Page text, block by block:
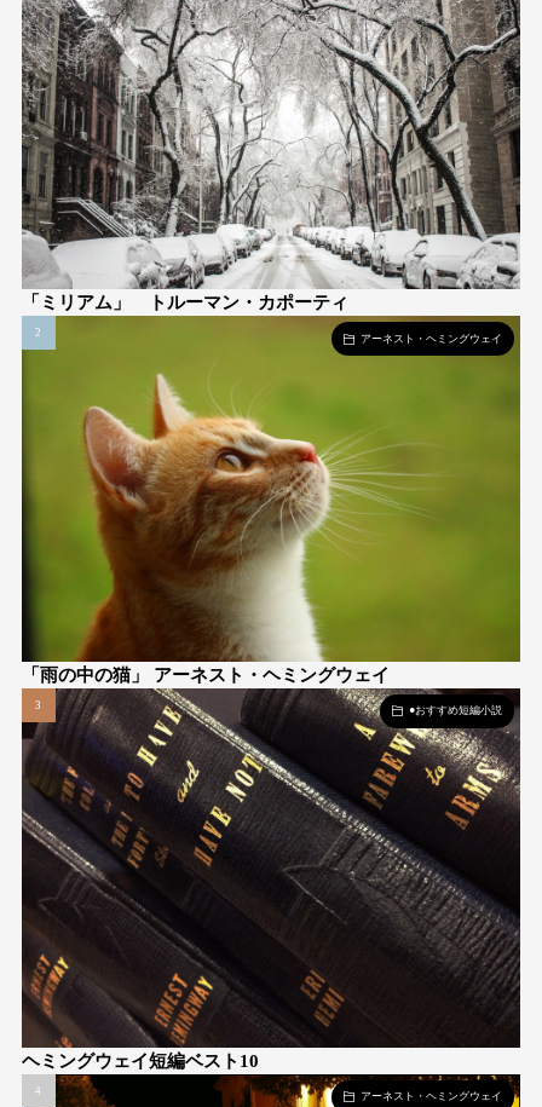
「ミリアム」 トルーマン・カポーティ
アーネスト・ヘミングウェイ
「雨の中の猫」 アーネスト・ヘミングウェイ
●おすすめ短編小説
ヘミングウェイ短編ベスト10
アーネスト・ヘミングウェイ